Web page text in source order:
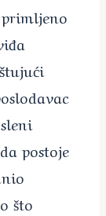
postoje
što